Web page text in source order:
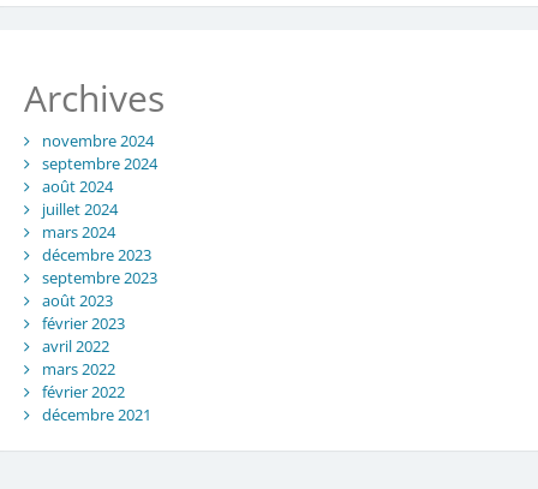
Archives
novembre 2024
septembre 2024
août 2024
juillet 2024
mars 2024
décembre 2023
septembre 2023
août 2023
février 2023
avril 2022
mars 2022
février 2022
décembre 2021